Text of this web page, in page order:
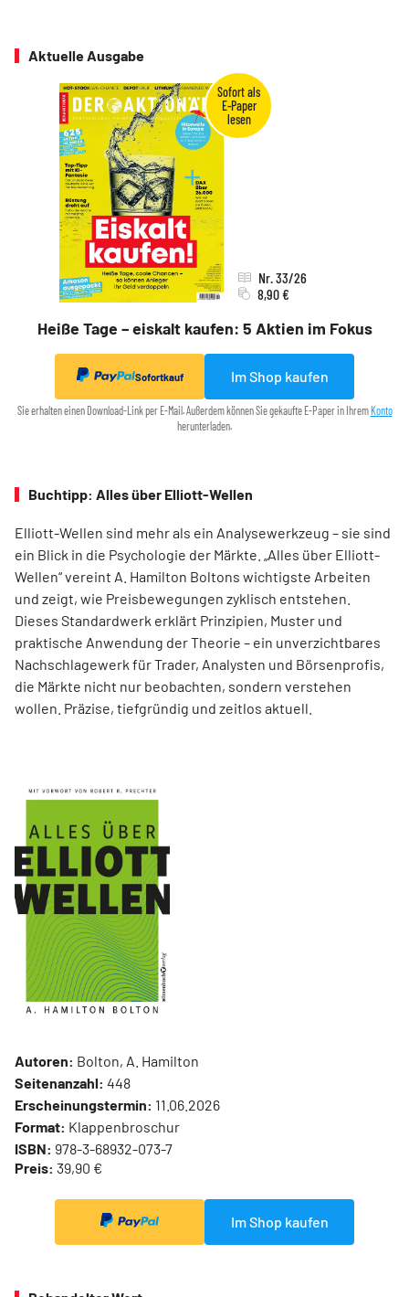
Aktuelle Ausgabe
Heiße Tage – eiskalt kaufen: 5 Aktien im Fokus
Nr. 33/26
8,90 €
Sofortkauf Im Shop kaufen
Sie erhalten einen Download-Link per E-Mail. Außerdem können Sie gekaufte E-Paper in Ihrem Konto
herunterladen.
Buchtipp: Alles über Elliott-Wellen
Elliott-Wellen sind mehr als ein Analysewerkzeug – sie sind
ein Blick in die Psychologie der Märkte. „Alles über Elliott-
Wellen“ vereint A. Hamilton Boltons wichtigste Arbeiten
und zeigt, wie Preisbewegungen zyklisch entstehen.
Dieses Standardwerk erklärt Prinzipien, Muster und
praktische Anwendung der Theorie – ein unverzichtbares
Nachschlagewerk für Trader, Analysten und Börsenprofis,
die Märkte nicht nur beobachten, sondern verstehen
wollen. Präzise, tiefgründig und zeitlos aktuell.
Autoren: Bolton, A. Hamilton
Seitenanzahl: 448
Erscheinungstermin: 11.06.2026
Format: Klappenbroschur
ISBN: 978-3-68932-073-7
Preis: 39,90 €
Im Shop kaufen